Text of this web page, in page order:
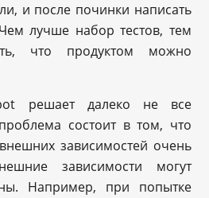
и после починки написать
лучше набор тестов, тем
что продуктом можно
решает далеко не все
состоит в том, что
зависимостей очень
зависимости могут
Например, при попытке